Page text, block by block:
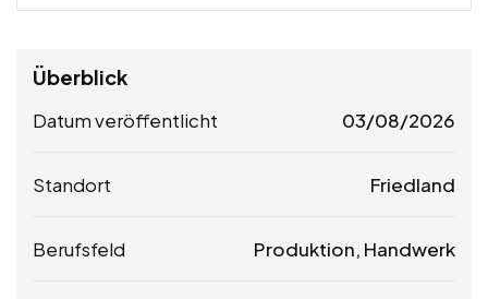
Überblick
Datum veröffentlicht 03/08/2026
Standort Friedland
Berufsfeld Produktion, Handwerk